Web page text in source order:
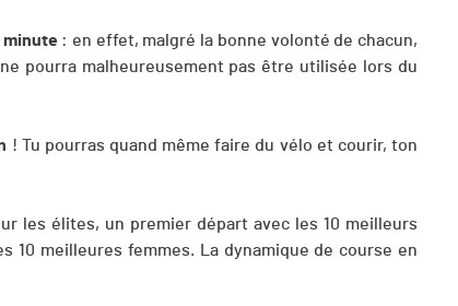
minute: en effet, malgré la bonne volonté de chacun,
pourra malheureusement pas être utilisée lors du
! Tu pourras quand même faire du vélo et courir, ton
les élites, un premier départ avec les 10 meilleurs
10 meilleures femmes. La dynamique de course en